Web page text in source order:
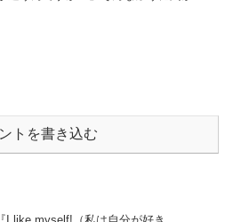
トを書き込む